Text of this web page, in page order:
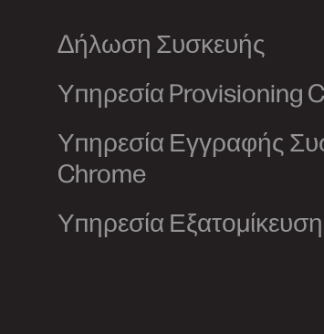
Δήλωση Συσκευής
Υπηρεσία Provisioning
Υπηρεσία Εγγραφής
Chrome
Υπηρεσία